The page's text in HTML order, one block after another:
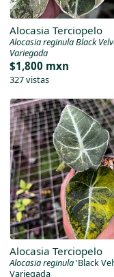
Alocasia Terciopelo
Alocasia reginula Black
Variegada
$1,800 mxn
327 vistas
Alocasia Terciopelo
Alocasia reginula'Black
Variegada